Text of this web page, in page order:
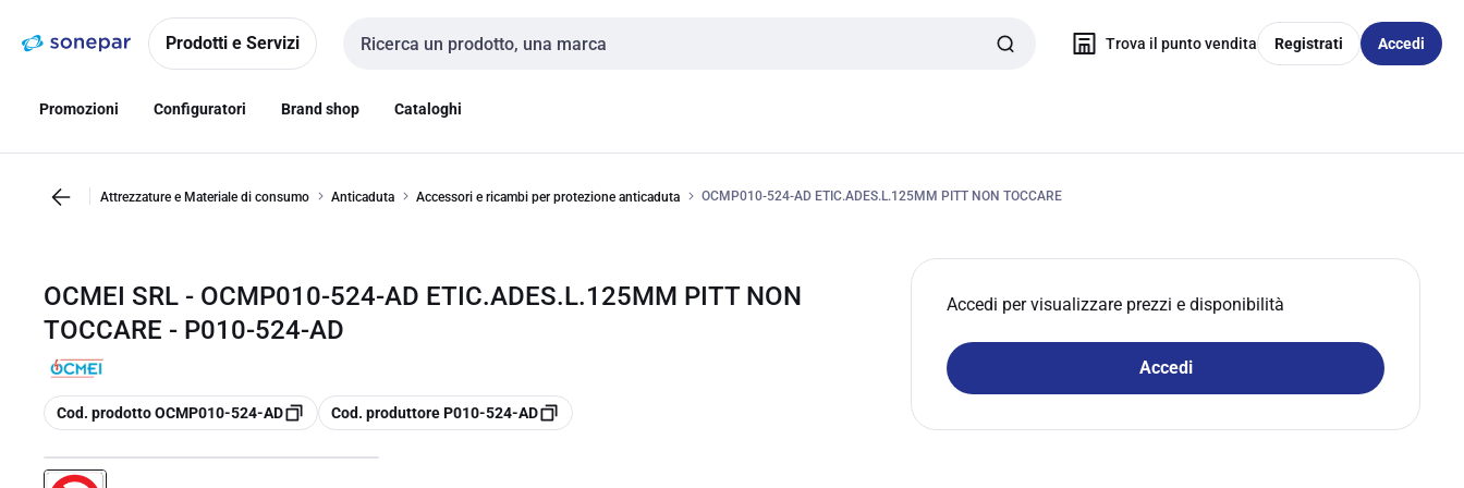
navigazionealla
Prodotti e Servizi
Cerca input
Trova il punto vendita Registrati Accedi
Promozioni Configuratori Brand shop Cataloghi
Attrezzature e Materiale di consumo Anticaduta Accessori e ricambi per protezione anticaduta OCMP010-524-AD ETIC.ADES.L.125MM PITT NON TOCCARE
OCMEI SRL - OCMP010-524-AD ETIC.ADES.L.125MM PITT NON
TOCCARE - P010-524-AD
copia
Cod. prodotto OCMP010-524-AD copia
Cod. produttore P010-524-AD
Accedi per visualizzare prezzi e disponibilità
Accedi